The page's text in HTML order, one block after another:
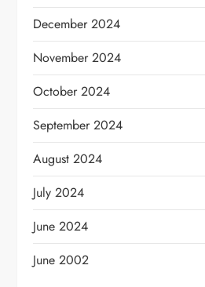
December 2024
November 2024
October 2024
September 2024
August 2024
July 2024
June 2024
June 2002